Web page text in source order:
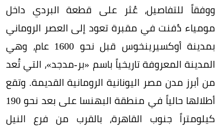
ووفقاً للتفاصيل، عُثر على قطعة البردي داخل
مومياء دُفنت في مقبرة تعود إلى العصر الروماني
بمدينة أوكسيرينخوس قبل نحو 1600 عام، وهي
المدينة المعروفة تاريخياً باسم «بر-مدجد»، التي تُعد
من أبرز مدن مصر اليونانية الرومانية القديمة. وتقع
أطلالها حالياً في منطقة البهنسا على بعد نحو 190
كيلومتراً جنوب القاهرة، بالقرب من فرع النيل